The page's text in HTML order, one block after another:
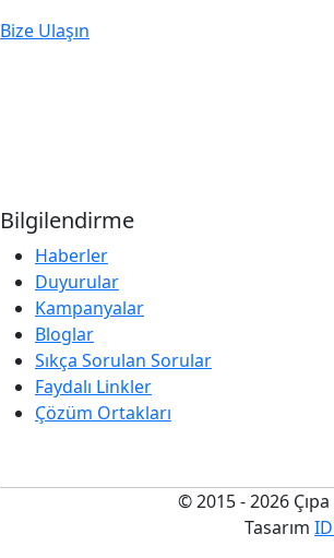
Bize Ulaşın
Bilgilendirme
Haberler
Duyurular
Kampanyalar
Bloglar
Sıkça Sorulan Sorular
Faydalı Linkler
Çözüm Ortakları
© 2015 - 2026 Çıpa
Tasarım